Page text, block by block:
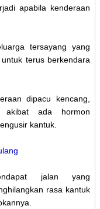
apabila kenderaan
tersayang yang
terus berkendara
dipacu kencang,
akibat ada hormon
kantuk.
jalan yang
rasa kantuk